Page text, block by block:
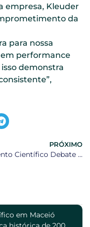
empresa, Kleuder
da
para nossa
performance
demonstra
PRÓXIMO
Evento Científico Debate Hipertensão Pulmonar e HPTEC
em Maceió